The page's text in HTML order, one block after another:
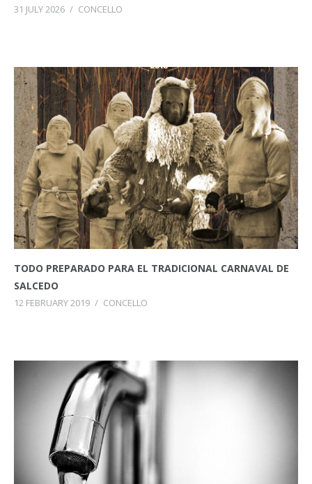
31 JULY 2026 / CONCELLO
TODO PREPARADO PARA EL TRADICIONAL CARNAVAL DE
SALCEDO
12 FEBRUARY 2019 / CONCELLO